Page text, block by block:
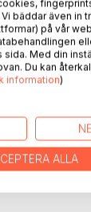
lil-lathin
Soar wa
al-lati
bäddar även in
på vår
Med din
Du kan
information)
ALLA